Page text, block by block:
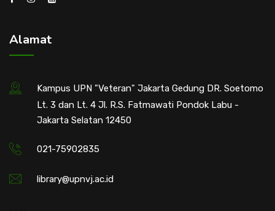
Alamat
Kampus UPN "Veteran" Jakarta Gedung DR. Soetomo
Lt. 3 dan Lt. 4 Jl. R.S. Fatmawati Pondok Labu -
Jakarta Selatan 12450
021-75902835
library@upnvj.ac.id